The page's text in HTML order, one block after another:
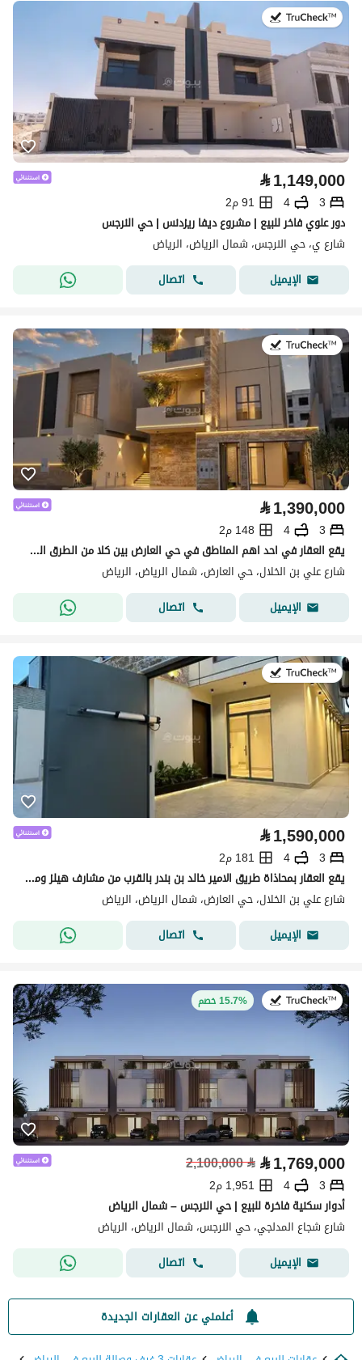
⃁1,149,000
3
4
91 م2
دور علوي فاخر للبيع | مشروع ديفا ريزدنس | حي النرجس
شارع ي، حي النرجس، شمال الرياض، الرياض
الإيميل
اتصال
في:28 يوليو 2026
⃁1,390,000
3
4
148 م2
يقع العقار في احد اهم المناطق في حي العارض بين كلا من الطرق الشريانيه على الامير خالد بن بدر وبين ابو بكر الصديق وطريق الملك عبدالعزيز بالقرب من مشارف هيلز ومستشفى س الحبيب
شارع علي بن الخلال، حي العارض، شمال الرياض، الرياض
الإيميل
اتصال
في:27 يوليو 2026
⃁1,590,000
3
4
181 م2
يقع العقار بمحاذاة طريق الامير خالد بن بندر بالقرب من مشارف هيلز ومستشفى سليمان الحبيب
شارع علي بن الخلال، حي العارض، شمال الرياض، الرياض
الإيميل
اتصال
في:16 يوليو 202615.7% خصم
⃁1,769,000
⃁
2,100,000
3
4
1,951 م2
أدوار سكنية فاخرة للبيع | حي النرجس – شمال الرياض
شارع شجاع المدلجي، حي النرجس، شمال الرياض، الرياض
الإيميل
اتصال
أعلمني عن العقارات الجديدة